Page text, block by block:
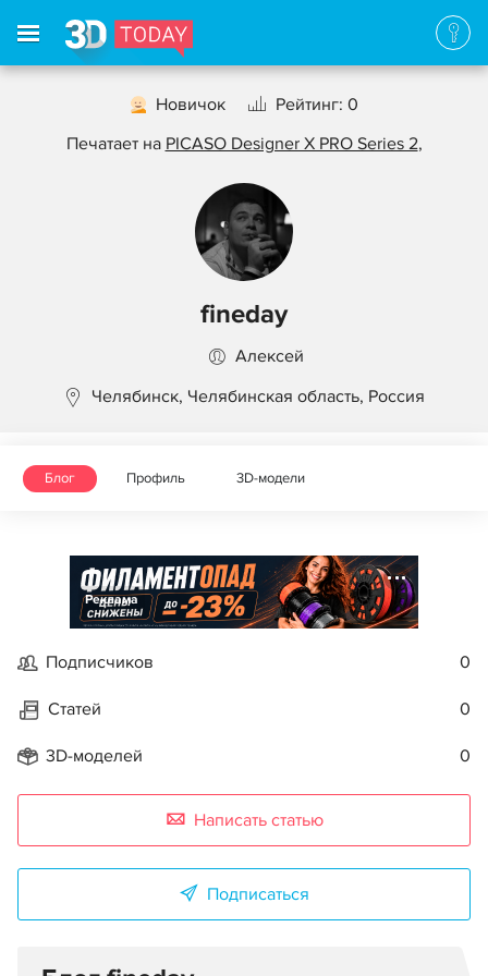
Новичок
Рейтинг: 0
Печатает на PICASO Designer X PRO Series 2,
fineday
Алексей
Челябинск, Челябинская область, Россия
Блог Профиль 3D-модели
Реклама
Подписчиков 0
Статей 0
3D-моделей 0
Написать статью
Подписаться